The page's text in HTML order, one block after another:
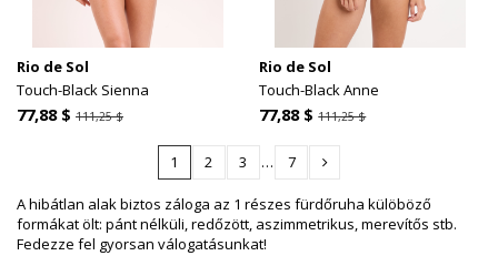
Rio de Sol
Touch-Black Sienna
77,88 $ 111,25 $
Rio de Sol
Touch-Black Anne
77,88 $111,25 $
1 2 3 … 7
A hibátlan alak biztos záloga az 1 részes fürdőruha külöböző
formákat ölt: pánt nélküli, redőzött, aszimmetrikus, merevítős stb.
Fedezze fel gyorsan válogatásunkat!